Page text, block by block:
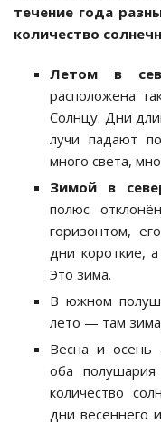
течение года
количество
Летом в
расположена
Солнцу. Дни
лучи падают
много света,
Зимой в
полюс
горизонтом,
дни короткие,
Это зима.
В южном
лето — там
Весна и
оба
количество
дни весеннего